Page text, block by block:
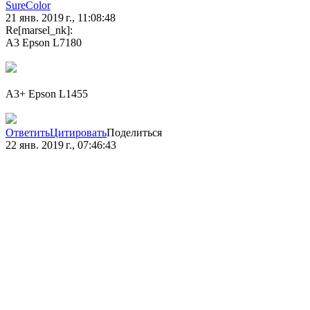
SureColor
21 янв. 2019 г., 11:08:48
Re[marsel_nk]:
A3 Epson L7180
A3+ Epson L1455
ОтветитьЦитироватьПоделиться
22 янв. 2019 г., 07:46:43